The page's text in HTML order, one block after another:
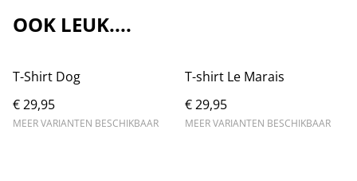
OOK LEUK....
T-Shirt Dog
€ 29,95
MEER VARIANTEN BESCHIKBAAR
T-shirt Le Marais
€ 29,95
MEER VARIANTEN BESCHIKBAAR